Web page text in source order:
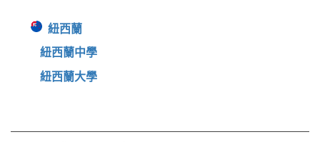
紐西蘭
紐西蘭中學
紐西蘭大學